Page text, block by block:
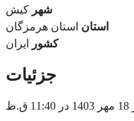
شهر کیش
استان استان هرمزگان
کشور
ایران
جزئیات